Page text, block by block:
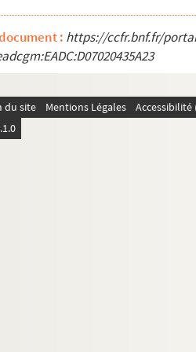
« Plan de La ville de Nismes En
« Plan de la Fontaine de Nismes
« Bibliotheca Botanica, sive
351. Manuscrits copiés par Séguier.
459. Autres recueils Séguier
: https://ccfr.bnf.fr/
du site Mentions Légales